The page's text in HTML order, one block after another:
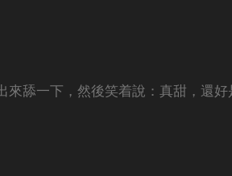
來舔一下，然後笑着說：真甜，還好